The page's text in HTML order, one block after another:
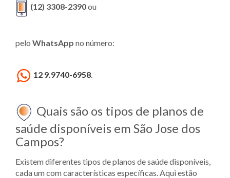
(12) 3308-2390ou
pelo WhatsApp no número:
12 9.9740-6958.
Quais são os tipos de planos de
saúde disponíveis em São Jose dos
Campos?
Existem diferentes tipos de planos de saúde disponíveis,
cada um com características específicas. Aqui estão